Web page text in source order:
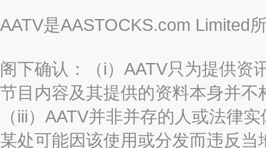
AATV是AASTOCKS.com Limited
阁下确认：（i）AATV只为提供资
节目内容及其提供的资料本身并
（iii）AATV并非并存的人或法律
某处可能因该使用或分发而违反当